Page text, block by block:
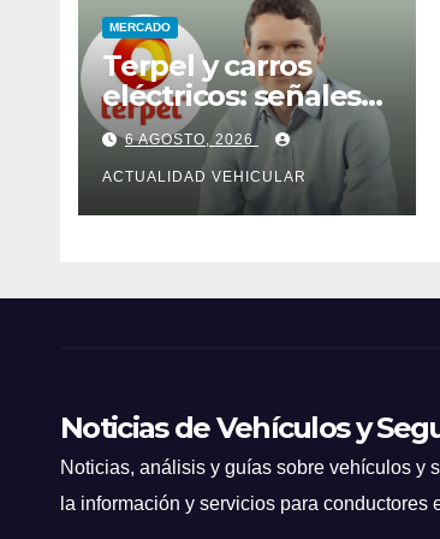
MERCADO
Terpel y carros
eléctricos: señales
para Colombia
6 AGOSTO, 2026
ACTUALIDAD VEHICULAR
Noticias de Vehículos y
Noticias, análisis y guías sobre vehículos y
la información y servicios para conductores